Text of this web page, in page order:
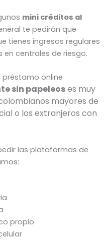
mini créditos al
te pedirán que
tienes ingresos regulares
centrales de riesgo.
préstamo online
sin papeleoses muy
mayores de
o los extranjeros con
las plataformas de
propio